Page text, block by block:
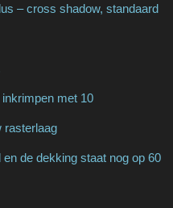
– cross shadow, standaard
met 10
rasterlaag
de dekking staat nog op 60